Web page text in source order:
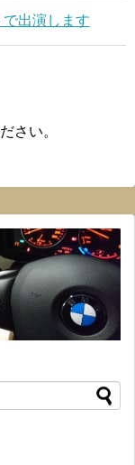
出演します
さい。